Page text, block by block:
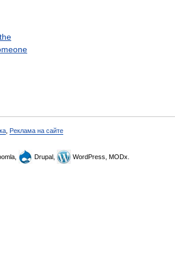
Реклама на сайте
Drupal, WordPress, MODx.